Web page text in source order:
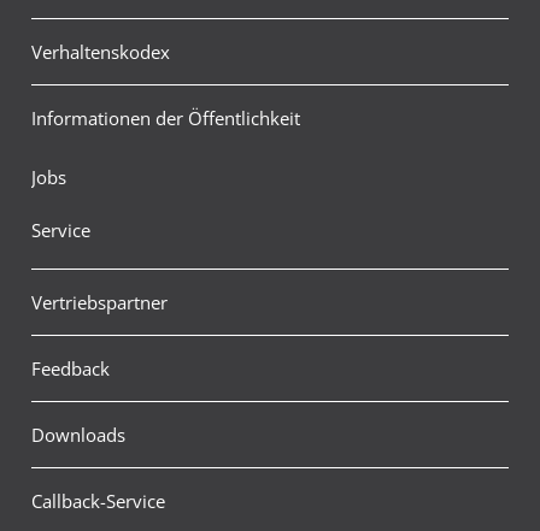
Verhaltenskodex
Informationen der Öffentlichkeit
Jobs
Service
Vertriebspartner
Feedback
Downloads
Callback-Service